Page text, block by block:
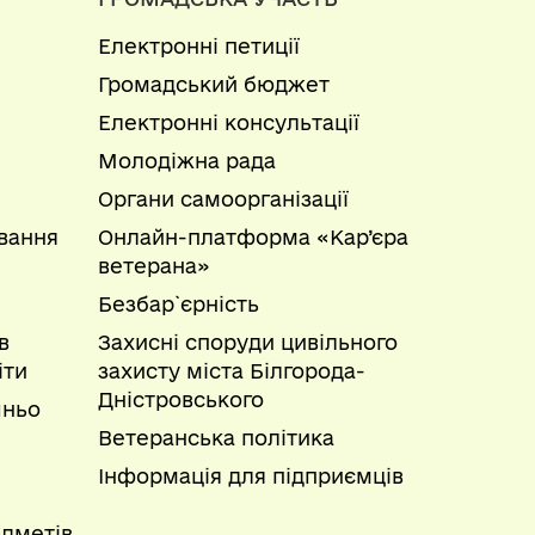
якщо інше не встановлено
відомостей (змін до них) до
послуги.
мережі.
кадастру без розгляду у
картографії та кадастру та її
надаються Держгеокадастром та його
Електронні петиції
Громадський бюджет
Електронні консультації
Молодіжна рада
Органи самоорганізації
Онлайн-платформа «Кар’єра
ветерана»
Безбар`єрність
Захисні споруди цивільного
захисту міста Білгорода-
Дністровського
Ветеранська політика
Інформація для підприємців